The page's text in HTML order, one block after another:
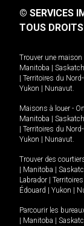
© SERVICES
TOUS DROITS
Trouver une maison
Manitoba
Territoires du
Yukon
Nunavut.
Maisons à louer -
Manitoba
Territoires du
Yukon
Nunavut.
Trouver des
Manitoba
Labrador
Édouard
Yukon
Parcourir les
Manitoba